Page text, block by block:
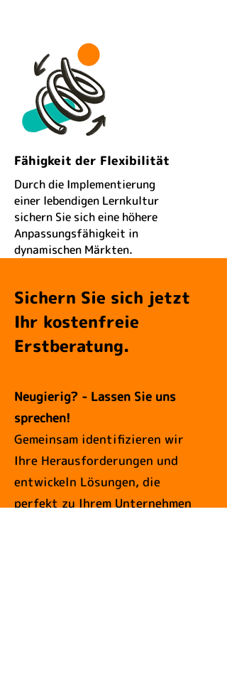
Fähigkeit der Flexibilität
Durch die Implementierung
einer lebendigen Lernkultur
sichern Sie sich eine höhere
Anpassungsfähigkeit in
dynamischen Märkten.
Sichern Sie sich jetzt
Ihr kostenfreie
Erstberatung.
Neugierig? - Lassen Sie uns
sprechen!
Gemeinsam identifizieren wir
Ihre Herausforderungen und
entwickeln Lösungen, die
perfekt zu Ihrem Unternehmen